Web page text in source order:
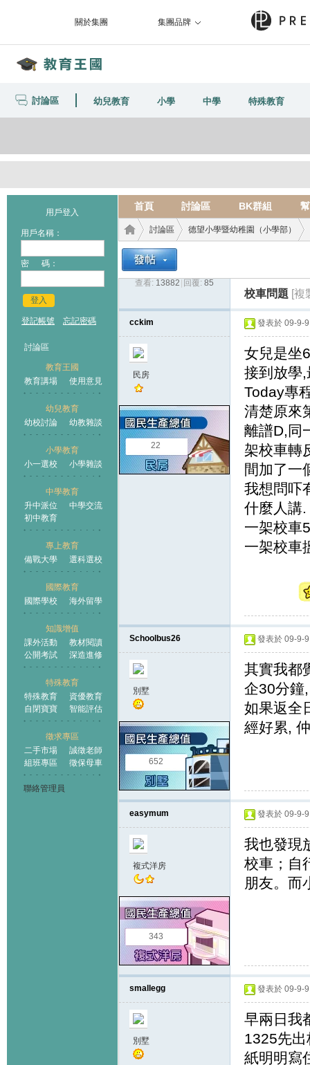
關於集團 集團品牌
討論區 幼兒教育 小學 中學 特殊教育
用戶登入
用戶名稱：
密 碼：
登入
登記帳號 忘記密碼
討論區
教育王國
教育講場
使用意見
幼兒教育
幼校討論
幼教雜談
小學教育
小一選校
小學雜談
中學教育
升中派位
中學交流
初中教育
專上教育
備戰大學
選科選校
國際教育
國際學校
海外留學
知識增值
課外活動
教材閱讀
公開考試
深造進修
特殊教育
特殊教育
資優教育
自閉寶寶
智能評估
徵求專區
二手市場
誠徵老師
組班專區
徵保母車
聯絡管理員
首頁 討論區 BK群組
教育
王國
›
討論區
›
德望小學暨幼稚園（小學部）
›
查看: 13882 回覆: 85
校車問題 [複
cckim
民房
22
發表於 09-9-
女兒是坐
接到放學
Today專
清楚原來
離譜D,同
架校車轉
間加了一
我想問吓
什麼人講.
一架校車
一架校車
Schoolbus26
別墅
652
發表於 09-9-
其實我都
企30分鐘
如果返全
經好累,
easymum
複式洋房
343
發表於 09-9-
我也發現
校車；自
朋友。而
smallegg
別墅
發表於 09-9-
早兩日我
1325先
紙明明寫